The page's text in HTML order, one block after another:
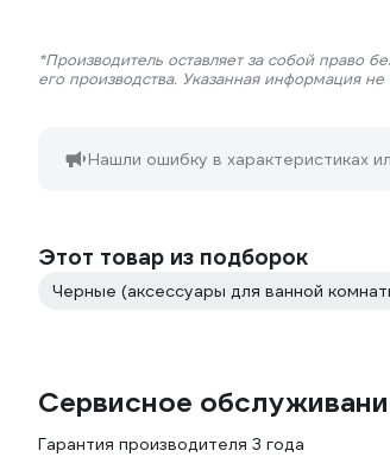
*Производитель оставляет за собой право
его производства. Указанная информация
Нашли ошибку в характеристиках
Этот товар из подборок
Черные (аксессуары для ванной
Сервисное
Гарантия производителя 3 года